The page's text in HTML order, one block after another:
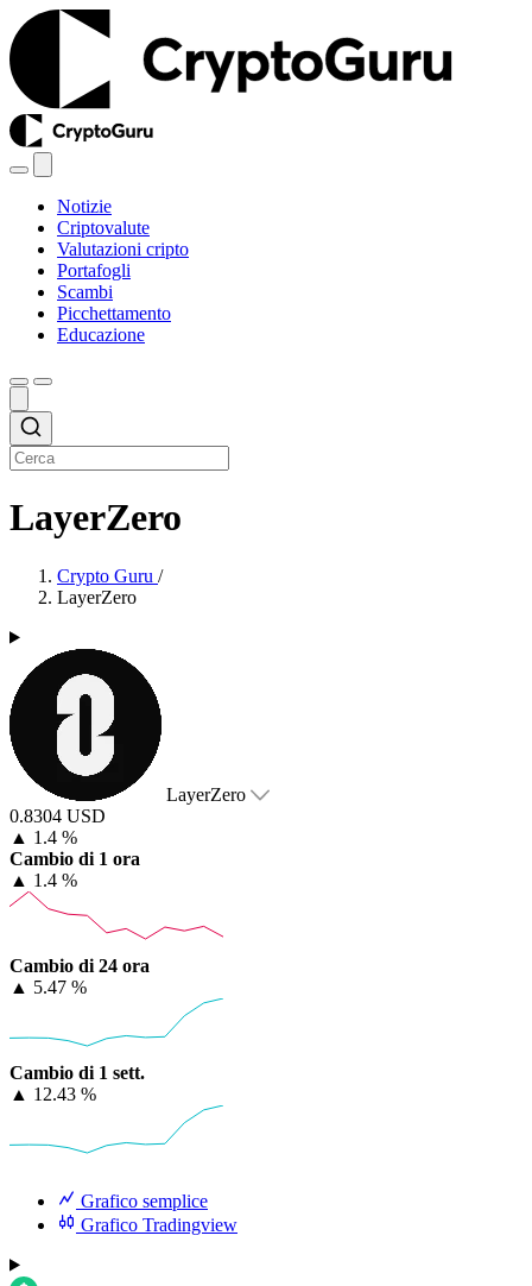
Notizie
Criptovalute
Valutazioni cripto
Portafogli
Scambi
Picchettamento
Educazione
LayerZero
Crypto Guru /
LayerZero
LayerZero
0.8304 USD
▲ 1.4 %
Cambio di 1 ora
▲ 1.4 %
Cambio di 24 ora
▲ 5.47 %
Cambio di 1 sett.
▲ 12.43 %
Grafico semplice
Grafico Tradingview